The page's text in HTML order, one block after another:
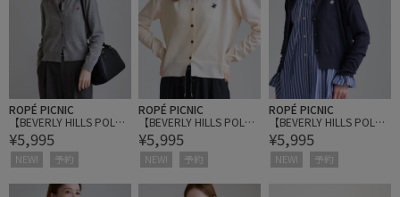
ROPÉ PICNIC
【BEVERLY HILLS POLO
CLUB別注】ベーシック
カーディガン
¥5,995
NEW! 予約
ROPÉ PICNIC
【BEVERLY HILLS POLO
CLUB別注】ベーシック
カーディガン
¥5,995
NEW! 予約
ROPÉ PICNIC
【BEVERLY HILLS POLO
CLUB別注】ベーシック
カーディガン
¥5,995
NEW! 予約